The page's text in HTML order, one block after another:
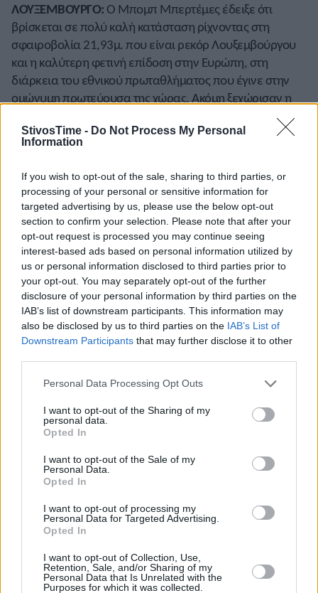
StivosTime - Do Not Process My Personal
Information
If you wish to opt-out of the sale, sharing to third parties, or
processing of your personal or sensitive information for
targeted advertising by us, please use the below opt-out
section to confirm your selection. Please note that after your
opt-out request is processed you may continue seeing
interest-based ads based on personal information utilized by
us or personal information disclosed to third parties prior to
your opt-out. You may separately opt-out of the further
disclosure of your personal information by third parties on the
IAB’s list of downstream participants. This information may
also be disclosed by us to third parties on the IAB’s List of
Downstream Participants that may further disclose it to other
Personal Data Processing Opt Outs
I want to opt-out of the Sharing of my
personal data.
Opted In
I want to opt-out of the Sale of my
Personal Data.
Opted In
I want to opt-out of processing my
Personal Data for Targeted Advertising.
Opted In
I want to opt-out of Collection, Use,
Retention, Sale, and/or Sharing of my
Personal Data that Is Unrelated with the
Purposes for which it was collected.
ΛΟΥΞΕΜΒΟΥΡΓΟ: Ο Μπομπ Μπερτέμες έδειξε ότι
βρίσκεται σε πολύ καλή κατάσταση ρίχνοντας στη
σφαιροβολία 21,93μ. που είναι ρεκόρ Λουξεμβούργου
και η καλύτερη φετινή επίδοση στην Ευρώπη, στη
διάρκεια του εθνικού πρωταθλήματος που έγινε στην
ομώνυμη πρωτεύουσα της χώρας. Ακόμη ξεχώρισαν η
Πατρίτσια βαν ντερ Βέκεν με 7.31 στα 60μ. και ο Σαρέλ
Γκρέτσεν με 1.49.93 στα 800μ.
Μολδαβίας που έγινε στο Τσισινάου ήταν η νίκη της
Ντουμιτριάνα Μπεζέντε στη σφαιροβολία με 17,83μ.
ΝΟΡΒΗΓΙΑ:Ο Παλ Χόγκεν Λίλεφοσε κέρδισε το επί
κοντώ με 5,80μ. στη διάρκεια του νορβηγικού
πρωταθλήματος στο Μπέρουμ. Στα 60μ. εμπόδια
νικητής ήταν ο Βλάντιμιρ Βουκίσεβιτς με 7.79, στα
3.000μ. ο Νάρβε Γκίλις Νόρντας με 7.58.19, στα 200μ.
πρώτη ήταν η Κριστίν Γένσεν με 23.50 και στα 60μ.
εμπόδια η Αντρέα Ρουθ με 8.17.
ΟΛΛΑΝΔΙΑ:Η Φέμκε Μπολ έκλεψε φυσικά την
παράσταση στο ολλανδικό πρωτάθλημα που έγινε στο
στα 400μ. με 49.26. Στην κούρσα δεύτερη ήταν η Λίκε
Κλάβερ με 50.34 που είναι ατομικό της ρεκόρ. Στους
άνδρες στα 400μ. νικητής ήταν ο Ισάια Μπερς με 45.72,
με δεύτερο τον Λιεμάρβιν Μπονεβάτσια με 45.83. Στα
3.000μ. επικράτησε η Μορίν Κόστερ με 9.02.37, στη
σφαιροβολία η Τζέσικα Σίλντερ με 19,22μ., στο επί
κοντώ ο Μένο Φλουν με 5,82μ., στο ύψος ο Ντουάι
Άμελς με 2,24μ. και στο ύψος γυναικών η Μπριτ
Βέερμαν με 1,90μ.
ΟΥΓΓΑΡΙΑ:Ο Τάμας Μάτε κέρδισε τα 200μ. με 20.75 και